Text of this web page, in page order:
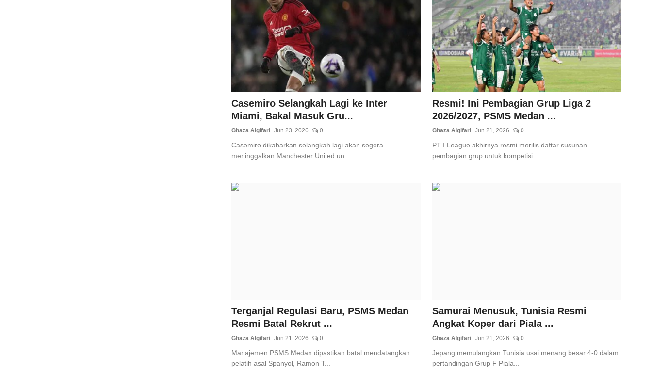
Casemiro Selangkah Lagi ke Inter
Miami, Bakal Masuk Gru...
Ghaza Algifari Jun 23, 2026 0
Casemiro dikabarkan selangkah lagi akan segera
meninggalkan Manchester United un...
Resmi! Ini Pembagian Grup Liga 2
2026/2027, PSMS Medan ...
Ghaza Algifari Jun 21, 2026 0
PT I.League akhirnya resmi merilis daftar susunan
pembagian grup untuk kompetisi...
Terganjal Regulasi Baru, PSMS Medan
Resmi Batal Rekrut ...
Ghaza Algifari Jun 21, 2026 0
Manajemen PSMS Medan dipastikan batal mendatangkan
pelatih asal Spanyol, Ramon T...
Samurai Menusuk, Tunisia Resmi
Angkat Koper dari Piala ...
Ghaza Algifari Jun 21, 2026 0
Jepang memulangkan Tunisia usai menang besar 4-0 dalam
pertandingan Grup F Piala...